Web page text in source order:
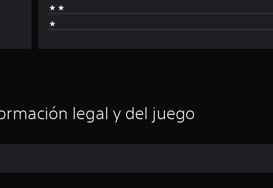
legal y del juego